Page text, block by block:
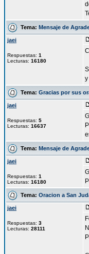
Tema: Mensaje de
jaei
Respuestas: 1
Lecturas: 16180
y
Tema: Gracias por sus
jaei
Respuestas: 5
Lecturas: 16637
Tema: Mensaje de
jaei
Respuestas: 1
Lecturas: 16180
Tema: Oracion a San
jaei
Respuestas: 3
Lecturas: 28111